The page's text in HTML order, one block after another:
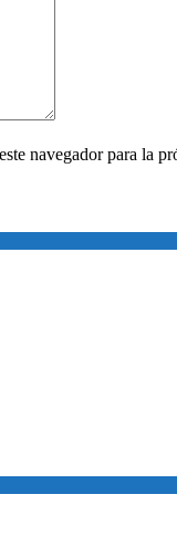
navegador para la